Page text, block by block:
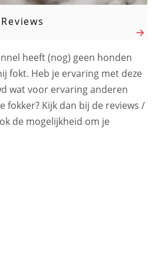
Reviews
heeft (nog) geen honden
fokt. Heb je ervaring met deze
wat voor ervaring anderen
fokker? Kijk dan bij de reviews /
de mogelijkheid om je